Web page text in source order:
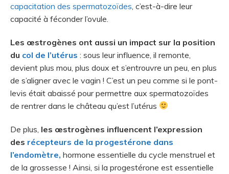
capacitation des spermatozoïdes, c’est-à-dire leur
capacité à féconder l’ovule.
Les œstrogènes ont aussi un impact sur la position
du col de l’utérus : sous leur influence, il remonte,
devient plus mou, plus doux et s’entrouvre un peu, en plus
de s’aligner avec le vagin ! C’est un peu comme si le pont-
levis était abaissé pour permettre aux spermatozoïdes
de rentrer dans le château qu’est l’utérus
De plus, les œstrogènes influencent l’expression
des récepteurs de la progestérone dans
l’endomètre, hormone essentielle du cycle menstruel et
de la grossesse ! Ainsi, si la progestérone est essentielle